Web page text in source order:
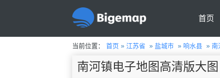
首页
当前位置： 首页» 江苏省 » 盐城市» 响水县» 南
南河镇电子地图高清版大图